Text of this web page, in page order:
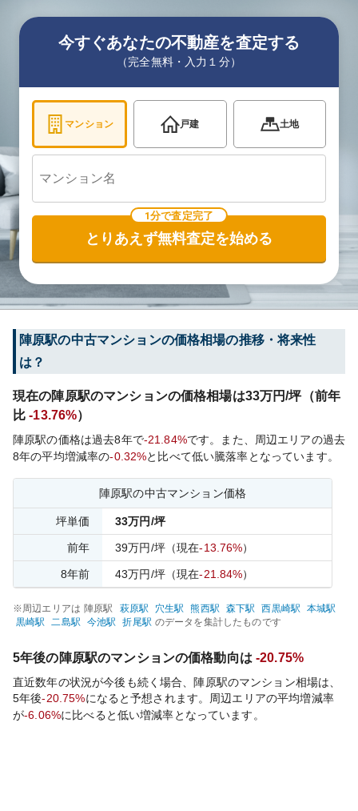
今すぐあなたの不動産を査定する
（完全無料・入力１分）
マンション 戸建 土地
1分で査定完了
とりあえず無料査定を始める
陣原駅の中古マンションの価格相場の推移・将来性
は？
現在の陣原駅のマンションの価格相場は33万円/坪（前年
比 -13.76%）
陣原駅の価格は過去8年で-21.84%です。
また、周辺エリアの過去
8年の平均増減率の-0.32%と比べて低い騰落率となっています。
陣原駅の中古マンション価格
坪単価 33万円/坪
前年 39万円/坪（現在-13.76%）
8年前 43万円/坪（現在-21.84%）
※周辺エリアは 陣原駅 萩原駅 穴生駅 熊西駅 森下駅 西黒崎駅 本城駅
黒崎駅 二島駅 今池駅 折尾駅 のデータを集計したものです
5年後の陣原駅のマンションの価格動向は -20.75%
直近数年の状況が今後も続く場合、 陣原駅のマンション相場は、
5年後-20.75%になると予想されます。周辺エリアの平均増減率
が-6.06%に比べると低い増減率となっています。